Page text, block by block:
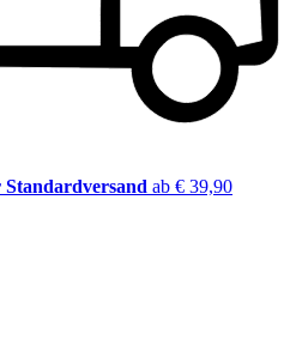
Standardversand ab € 39,90